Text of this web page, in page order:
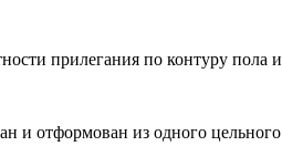
прилегания по контуру пола и
и отформован из одного цельного